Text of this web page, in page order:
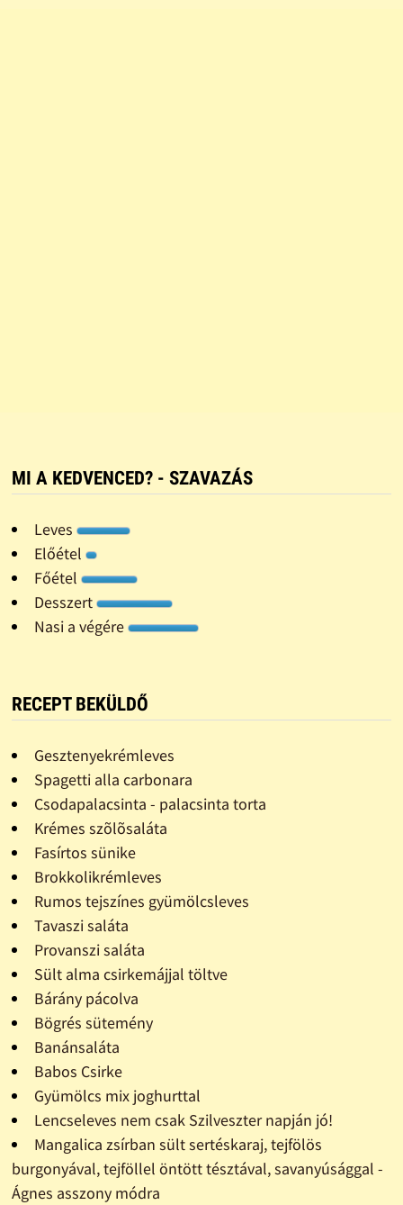
MI A KEDVENCED? - SZAVAZÁS
Leves
Előétel
Főétel
Desszert
Nasi a végére
RECEPT BEKÜLDŐ
Gesztenyekrémleves
Spagetti alla carbonara
Csodapalacsinta - palacsinta torta
Krémes szõlõsaláta
Fasírtos sünike
Brokkolikrémleves
Rumos tejszínes gyümölcsleves
Tavaszi saláta
Provanszi saláta
Sült alma csirkemájjal töltve
Bárány pácolva
Bögrés sütemény
Banánsaláta
Babos Csirke
Gyümölcs mix joghurttal
Lencseleves nem csak Szilveszter napján jó!
Mangalica zsírban sült sertéskaraj, tejfölös
burgonyával, tejföllel öntött tésztával, savanyúsággal -
Ágnes asszony módra